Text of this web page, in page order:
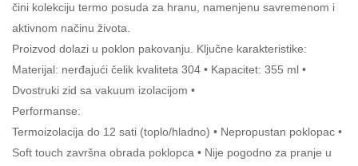
čini kolekciju termo posuda za hranu, namenjenu savremenom i
aktivnom načinu života.
Proizvod dolazi u poklon pakovanju. Ključne karakteristike:
Materijal: nerđajući čelik kvaliteta 304 • Kapacitet: 355 ml •
Dvostruki zid sa vakuum izolacijom •
Performanse:
Termoizolacija do 12 sati (toplo/hladno) • Nepropustan poklopac •
Soft touch završna obrada poklopca • Nije pogodno za pranje u